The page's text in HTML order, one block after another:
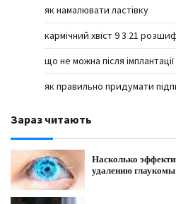
як намалювати ластівку
кармічний хвіст 9 3 21
що не можна після імплантації
як правильно придумати
Зараз читають
Насколько
удалению